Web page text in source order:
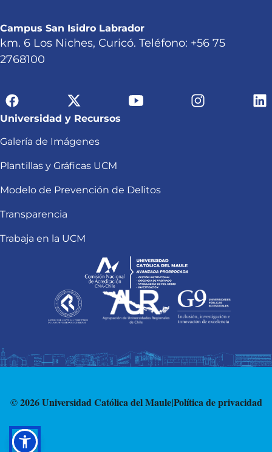
Campus San Isidro Labrador
km. 6 Los Niches, Curicó. Teléfono: +56 75
2768100
Universidad y Recursos
Galería de Imágenes
Plantillas y Gráficas UCM
Modelo de Prevención de Delitos
Transparencia
Trabaja en la UCM
© 2026 Universidad Católica del Maule|Política de privacidad